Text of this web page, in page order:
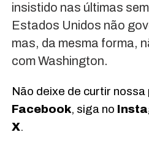
insistido nas últimas
Estados Unidos não
mas, da mesma forma,
com Washington.
Não deixe de curtir nossa
Facebook, siga no
X.